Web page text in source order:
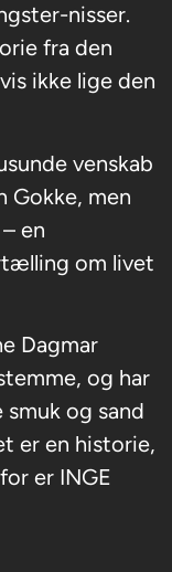
nisser.
fra den
ikke lige den
venskab
Gokke, men
en
om livet
Dagmar
og har
og sand
er en historie,
er INGE